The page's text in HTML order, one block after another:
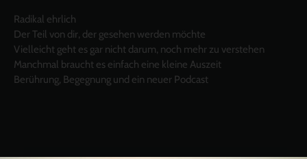
Radikal ehrlich
Der Teil von dir, der gesehen werden möchte
Vielleicht geht es gar nicht darum, noch mehr zu verstehen
Manchmal braucht es einfach eine kleine Auszeit
Berührung, Begegnung und ein neuer Podcast